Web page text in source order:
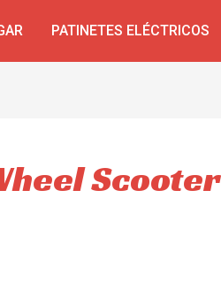
PATINETES ELÉCTRICOS
Scooter